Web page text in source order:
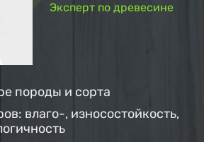
Эксперт по древесине
породы и сорта
влаго-, износостойкость,